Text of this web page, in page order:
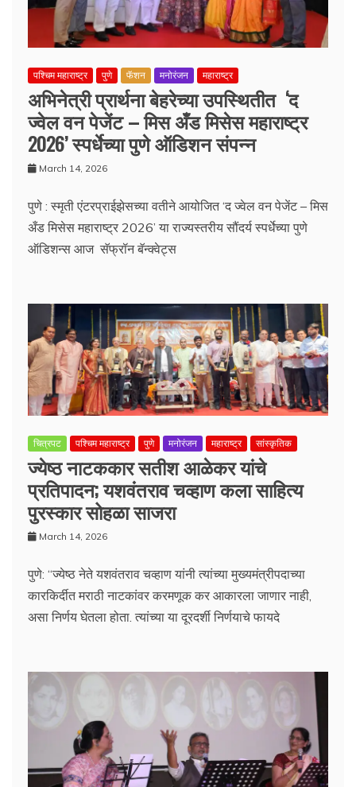
पश्चिम महाराष्ट्र पुणे फॅशन मनोरंजन महाराष्ट्र
अभिनेत्री प्रार्थना बेहरेच्या उपस्थितीत ‘द
ज्वेल वन पेजेंट – मिस अँड मिसेस महाराष्ट्र
2026’ स्पर्धेच्या पुणे ऑडिशन संपन्न
March 14, 2026
पुणे : स्मृती एंटरप्राईझेसच्या वतीने आयोजित ‘द ज्वेल वन पेजेंट – मिस
अँड मिसेस महाराष्ट्र 2026’ या राज्यस्तरीय सौंदर्य स्पर्धेच्या पुणे
ऑडिशन्स आज सॅफ्रॉन बॅन्क्वेट्स
चित्रपट पश्चिम महाराष्ट्र पुणे मनोरंजन महाराष्ट्र सांस्कृतिक
ज्येष्ठ नाटककार सतीश आळेकर यांचे
प्रतिपादन; यशवंतराव चव्हाण कला साहित्य
पुरस्कार सोहळा साजरा
March 14, 2026
पुणे: “ज्येष्ठ नेते यशवंतराव चव्हाण यांनी त्यांच्या मुख्यमंत्रीपदाच्या
कारकिर्दीत मराठी नाटकांवर करमणूक कर आकारला जाणार नाही,
असा निर्णय घेतला होता. त्यांच्या या दूरदर्शी निर्णयाचे फायदे